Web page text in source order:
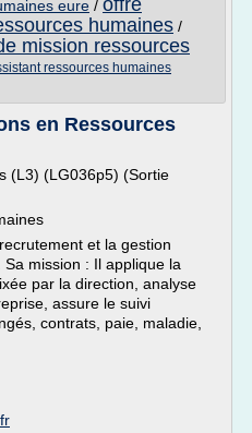
eure / offre
humaines /
mission ressources
ressources humaines
en Ressources
(L3) (LG036p5) (Sortie
et la gestion
mission : Il applique la
par la direction, analyse
assure le suivi
contrats, paie, maladie,